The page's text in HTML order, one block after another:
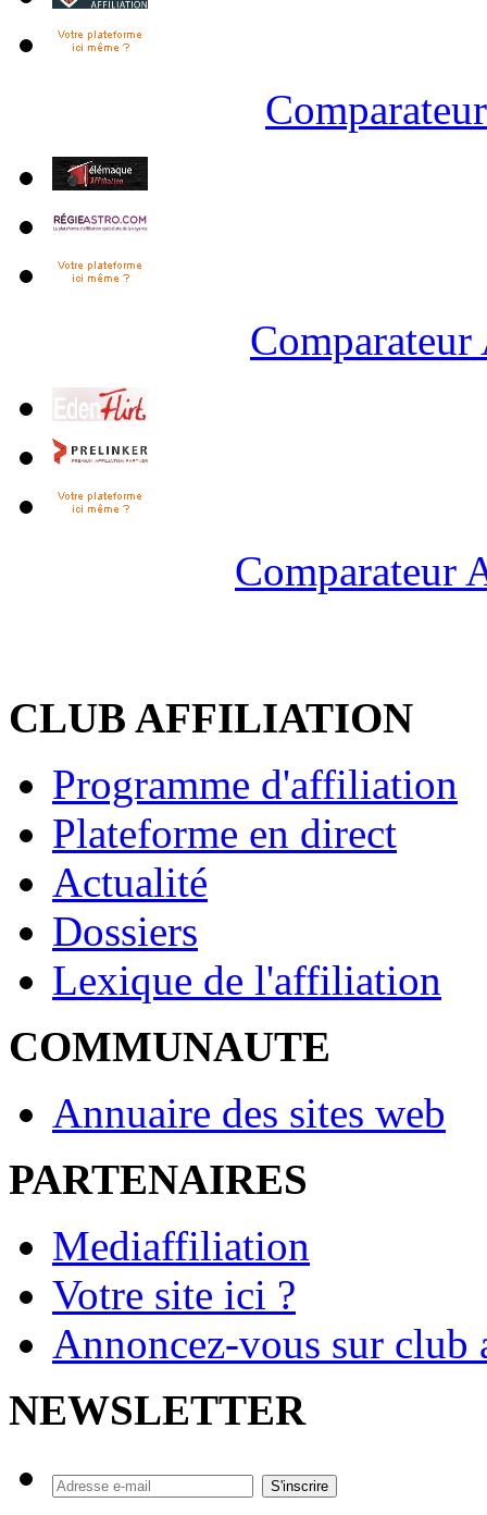
Comparateur
CLUB AFFILIATION
Programme d'affiliation
Plateforme en direct
Actualité
Dossiers
Lexique de l'affiliation
COMMUNAUTE
Annuaire des sites web
PARTENAIRES
Mediaffiliation
Votre site ici ?
Annoncez-vous sur
NEWSLETTER